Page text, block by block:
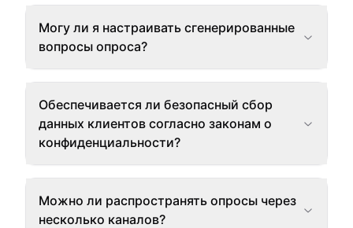
Могу ли я настраивать сгенерированные
вопросы опроса?
Обеспечивается ли безопасный сбор
данных клиентов согласно законам о
конфиденциальности?
Можно ли распространять опросы через
несколько каналов?